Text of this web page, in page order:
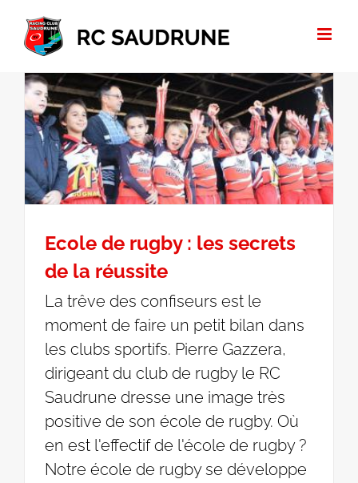
Passer
contenu
Ecole de rugby : les secrets
de la réussite
La trêve des confiseurs est le
moment de faire un petit bilan dans
les clubs sportifs. Pierre Gazzera,
dirigeant du club de rugby le RC
Saudrune dresse une image très
positive de son école de rugby. Où
en est l'effectif de l'école de rugby ?
Notre école de rugby se développe